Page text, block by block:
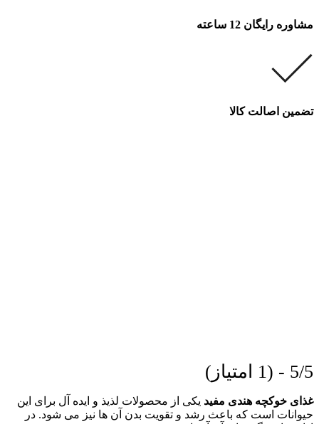
مشاوره رایگان 12 ساعته
تضمین اصالت کالا
5/5 - (1 امتیاز)
غذای خوکچه هندی مفید یکی از محصولات لذیذ و ایده آل برای این
حیوانات است که باعث رشد و تقویت بدن آن ها نیز می شود. در